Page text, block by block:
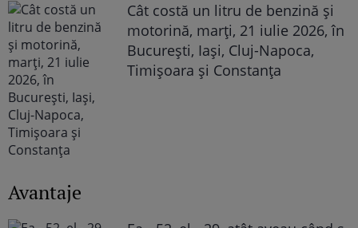
Cât costă un litru de benzină și
motorină, marți, 21 iulie 2026, în
București, Iași, Cluj-Napoca,
Timișoara și Constanța
Avantaje